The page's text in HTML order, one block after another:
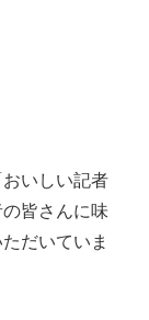
いしい記者
皆さんに味
だいていま